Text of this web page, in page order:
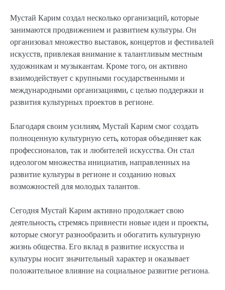
Мустай Карим создал несколько организаций, которые
занимаются продвижением и развитием культуры. Он
организовал множество выставок, концертов и фестивалей
искусств, привлекая внимание к талантливым местным
художникам и музыкантам. Кроме того, он активно
взаимодействует с крупными государственными и
международными организациями, с целью поддержки и
развития культурных проектов в регионе.
Благодаря своим усилиям, Мустай Карим смог создать
полноценную культурную сеть, которая объединяет как
профессионалов, так и любителей искусства. Он стал
идеологом множества инициатив, направленных на
развитие культуры в регионе и созданию новых
возможностей для молодых талантов.
Сегодня Мустай Карим активно продолжает свою
деятельность, стремясь привнести новые идеи и проекты,
которые смогут разнообразить и обогатить культурную
жизнь общества. Его вклад в развитие искусства и
культуры носит значительный характер и оказывает
положительное влияние на социальное развитие региона.